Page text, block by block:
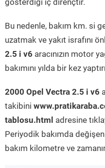
gösterdiği iç dirençtir.
Bu nedenle, bakım km. si
uzatmak ve yakıt israfını
2.5 i v6 aracınızın motor
bakımını yılda bir kez
2000 Opel Vectra 2.5 i v6
takibini
tablosu.html adresine
Periyodik bakımda
bakım kilometre ve